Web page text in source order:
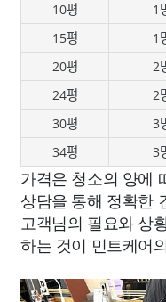
10평
1
15평
1
20평
2
24평
2
30평
3
34평
3
가격은 청소의 양에
상담을 통해 정확한
고객님의 필요와 상
하는 것이 민트케어